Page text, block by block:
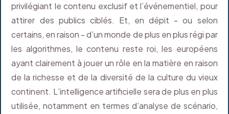
privilégiant le contenu exclusif et l’événementiel, pour
attirer des publics ciblés. Et, en dépit - ou selon
certains, en raison - d’un monde de plus en plus régi par
les algorithmes, le contenu reste roi, les européens
ayant clairement à jouer un rôle en la matière en raison
de la richesse et de la diversité de la culture du vieux
continent. L’intelligence artificielle sera de plus en plus
utilisée, notamment en termes d’analyse de scénario,